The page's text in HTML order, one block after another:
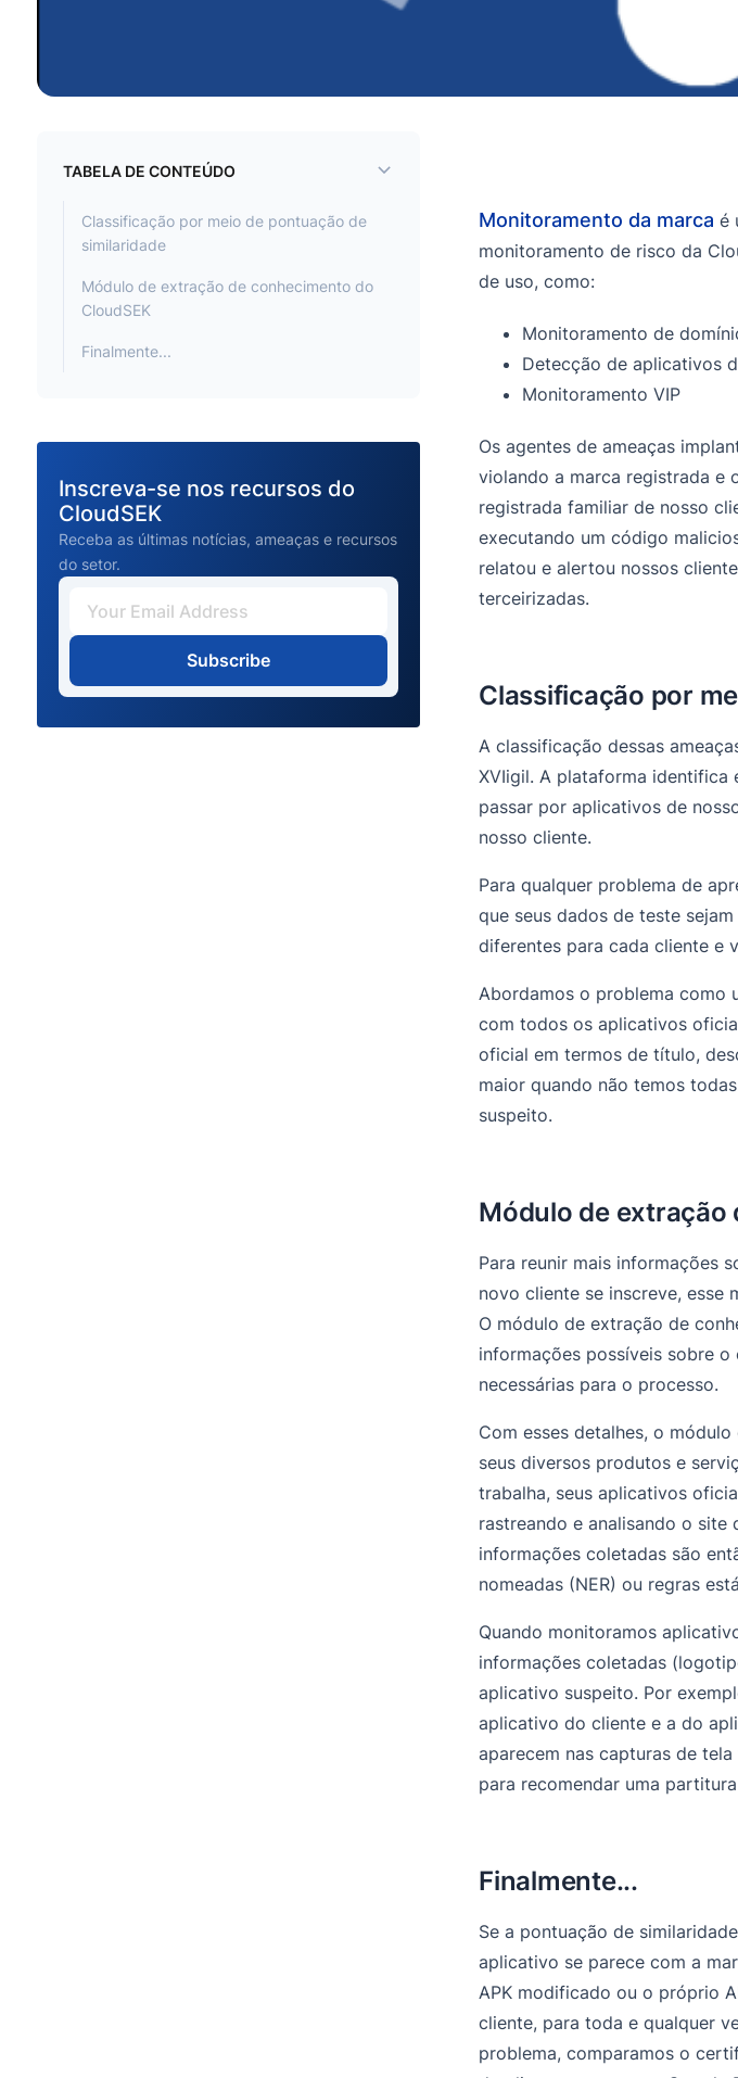
TABELA DE CONTEÚDO
Classificação por meio de pontuação de
similaridade
Módulo de extração de conhecimento do
CloudSEK
Finalmente...
Inscreva-se nos recursos do
CloudSEK
Receba as últimas notícias, ameaças e recursos
do setor.
Subscribe
Monitoramento da marca é
monitoramento de risco da
de uso, como:
Monitoramento de
Detecção de aplicativos
Monitoramento VIP
Os agentes de ameaças
violando a marca registrada e
registrada familiar de nosso
executando um código
relatou e alertou nossos
terceirizadas.
Classificação por
A classificação dessas
XVIigil. A plataforma
passar por aplicativos de
nosso cliente.
Para qualquer problema de
que seus dados de teste
diferentes para cada cliente e
Abordamos o problema como
com todos os aplicativos
oficial em termos de título,
maior quando não temos
suspeito.
Módulo de extração
Para reunir mais informações
novo cliente se inscreve, esse
O módulo de extração de
informações possíveis sobre
necessárias para o processo.
Com esses detalhes, o
seus diversos produtos e
trabalha, seus aplicativos
rastreando e analisando o
informações coletadas são
nomeadas (NER) ou regras
Quando monitoramos
informações coletadas
aplicativo suspeito. Por
aplicativo do cliente e a do
aparecem nas capturas de
para recomendar uma
Finalmente...
Se a pontuação de
aplicativo se parece com a
APK modificado ou o próprio
cliente, para toda e qualquer
problema, comparamos o